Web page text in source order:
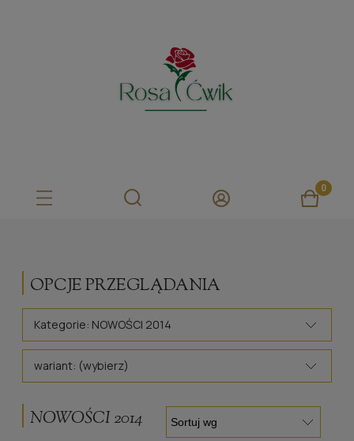
OPCJE PRZEGLĄDANIA
Kategorie: NOWOŚCI 2014
wariant: (wybierz)
NOWOŚCI 2014